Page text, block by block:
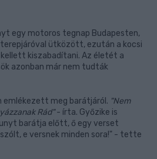
egy motoros tegnap Budapesten,
ütközött, ezután a kocsi
kiszabadítani. Az életét a
azonban már nem tudták
emlékezett meg barátjáról. "Nem
Rád"- írta. Győzike is
barátja előtt, ő egy verset
e versnek minden sora!" - tette